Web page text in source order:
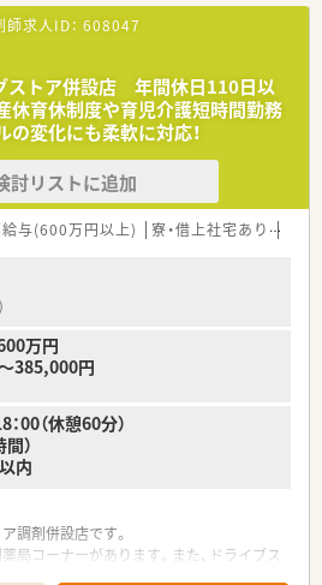
す。UターンIターン希望の方も安心です
です。働き甲斐があり、定着率も◎
長をお任せできる方には最高年収850万
です
、面接費用、引っ越し費用は病院でご負
もＯＫです
＞
した経験を積みたい方
格していきたい方
に関わっていきたい方
める方
たい方
師求人ID： 608047
ストア併設店 年間休日110日以
育休制度や育児介護短時間勤務
変化にも柔軟に対応！
討リストに追加
与(600万円以上) 寮・借上社宅あり
万円
385,000円
00（休憩60分）
）
内
調剤併設店です。
局コーナーがあります。また、ドライブス